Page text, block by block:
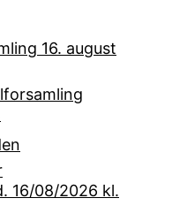
16. august
16/08/2026 kl.